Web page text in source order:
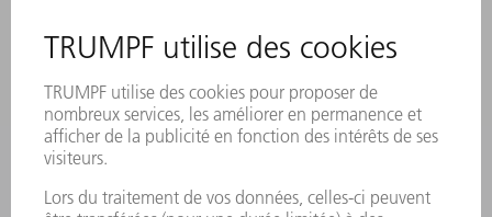
INSCRIPTION À LA NEWSLETTER
MYTRUMPF
PRODUITS
MACHINES & SYSTÈMES
LASER
ELECTRONIQUE DE PUISSANCE
OUTILS ÉLECTRIQUES
SMART FACTORY